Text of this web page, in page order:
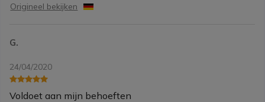
Origineel bekijken
G.
24/04/2020
Voldoet aan mijn behoeften